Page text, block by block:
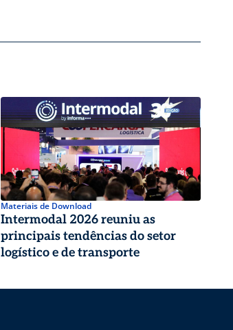
Materiais de Download
Intermodal 2026 reuniu as
principais tendências do setor
logístico e de transporte